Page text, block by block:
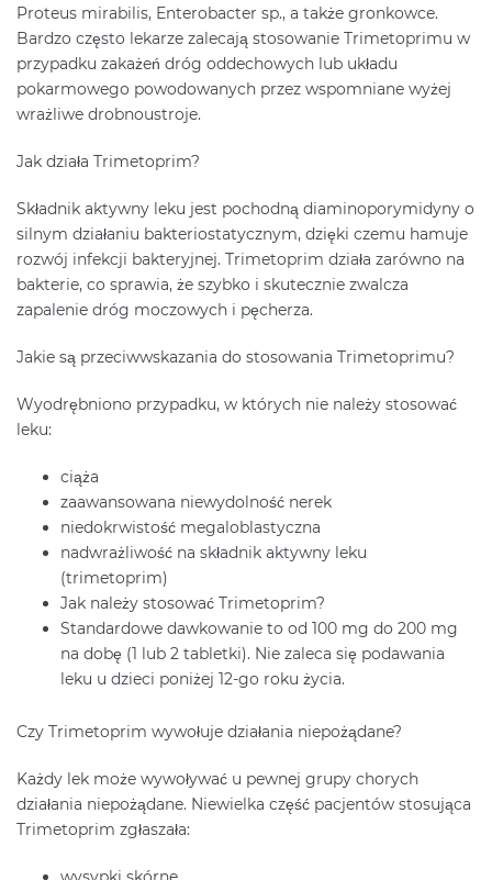
Proteus mirabilis, Enterobacter sp., a także gronkowce.
Bardzo często lekarze zalecają stosowanie Trimetoprimu w
przypadku zakażeń dróg oddechowych lub układu
pokarmowego powodowanych przez wspomniane wyżej
wrażliwe drobnoustroje.
Jak działa Trimetoprim?
Składnik aktywny leku jest pochodną diaminoporymidyny o
silnym działaniu bakteriostatycznym, dzięki czemu hamuje
rozwój infekcji bakteryjnej. Trimetoprim działa zarówno na
bakterie, co sprawia, że szybko i skutecznie zwalcza
zapalenie dróg moczowych i pęcherza.
Jakie są przeciwwskazania do stosowania Trimetoprimu?
Wyodrębniono przypadku, w których nie należy stosować
leku:
ciąża
zaawansowana niewydolność nerek
niedokrwistość megaloblastyczna
nadwrażliwość na składnik aktywny leku
(trimetoprim)
Jak należy stosować Trimetoprim?
Standardowe dawkowanie to od 100 mg do 200 mg
na dobę (1 lub 2 tabletki). Nie zaleca się podawania
leku u dzieci poniżej 12-go roku życia.
Czy Trimetoprim wywołuje działania niepożądane?
Każdy lek może wywoływać u pewnej grupy chorych
działania niepożądane. Niewielka część pacjentów stosująca
Trimetoprim zgłaszała: